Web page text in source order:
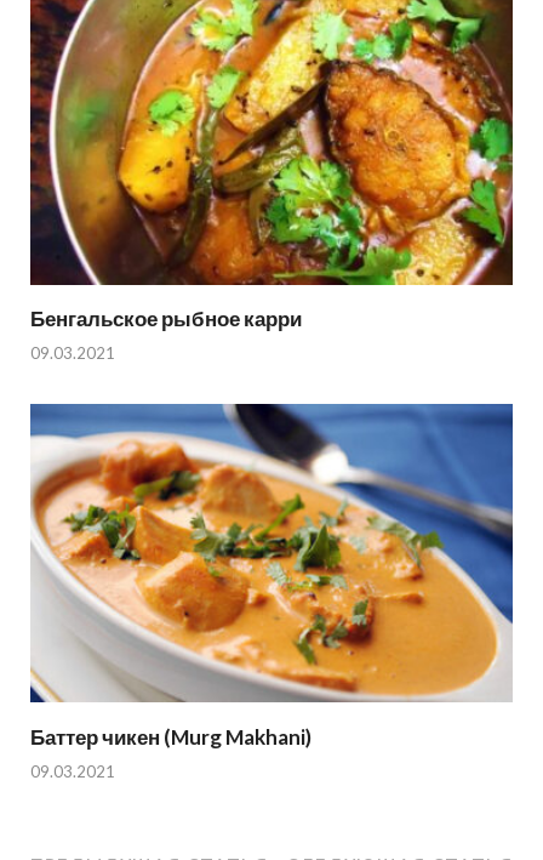
Бенгальское рыбное карри
09.03.2021
Баттер чикен (Murg Makhani)
09.03.2021